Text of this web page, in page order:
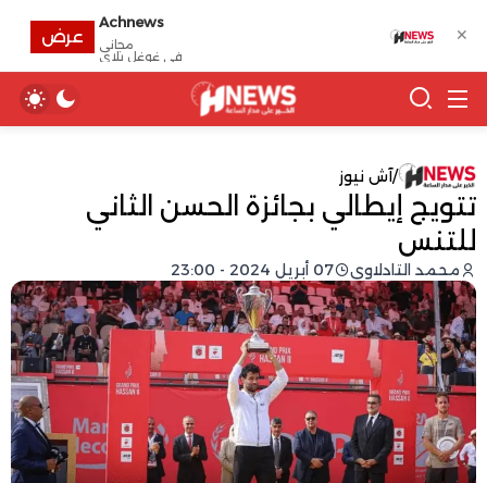
/آش نيوز
تتويج إيطالي بجائزة الحسن الثاني
للتنس
محمد التادلاوي 07 أبريل 2024 - 23:00
✕
Achnews
مجانى
في غوغل بلاي
عرض